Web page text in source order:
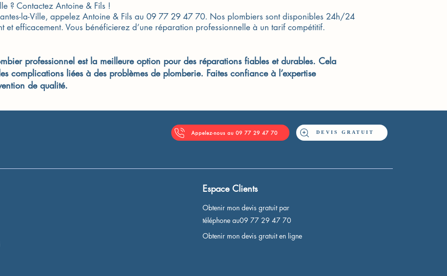
? Contactez Antoine & Fils !
la-Ville, appelez Antoine & Fils au 09 77 29 47 70. Nos plombiers sont disponibles 24h/24
efficacement. Vous bénéficierez d’une réparation professionnelle à un tarif compétitif.
professionnel est la meilleure option pour des réparations fiables et durables. Cela
complications liées à des problèmes de plomberie. Faites confiance à l’expertise
de qualité.
Appelez-nous au 09 77 29 47 70 DEVIS GRATUIT
Espace Clients
Obtenir mon devis gratuit par
téléphone au09 77 29 47 70
Obtenir mon devis gratuit en ligne